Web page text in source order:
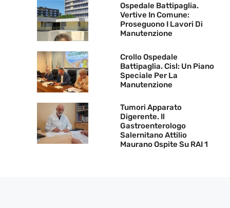
Ospedale Battipaglia.
Vertive In Comune:
Proseguono I Lavori Di
Manutenzione
Crollo Ospedale
Battipaglia. Cisl: Un Piano
Speciale Per La
Manutenzione
Tumori Apparato
Digerente. Il
Gastroenterologo
Salernitano Attilio
Maurano Ospite Su RAI 1